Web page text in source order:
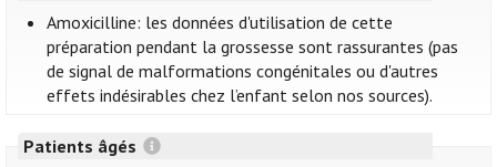
Amoxicilline: les données d'utilisation de cette
préparation pendant la grossesse sont rassurantes (pas
de signal de malformations congénitales ou d'autres
effets indésirables chez l’enfant selon nos sources).
Patients âgés